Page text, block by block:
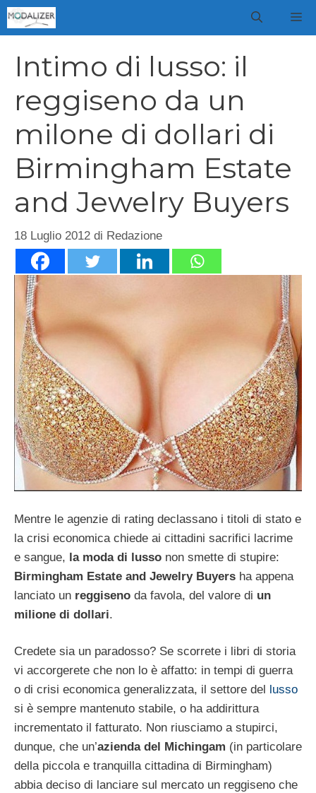
Vai
al
Intimo di lusso: il
reggiseno da un
milone di dollari di
Birmingham Estate
and Jewelry Buyers
18 Luglio 2012 di Redazione
Mentre le agenzie di rating declassano i titoli di stato e
la crisi economica chiede ai cittadini sacrifici lacrime
e sangue, la moda di lusso non smette di stupire:
Birmingham Estate and Jewelry Buyers ha appena
lanciato un reggiseno da favola, del valore di un
milione di dollari.
Credete sia un paradosso? Se scorrete i libri di storia
vi accorgerete che non lo è affatto: in tempi di guerra
o di crisi economica generalizzata, il settore del
lusso
si è sempre mantenuto stabile, o ha addirittura
incrementato il fatturato. Non riusciamo a stupirci,
dunque, che un’azienda del Michingam (in particolare
della piccola e tranquilla cittadina di Birmingham)
abbia deciso di lanciare sul mercato un reggiseno che